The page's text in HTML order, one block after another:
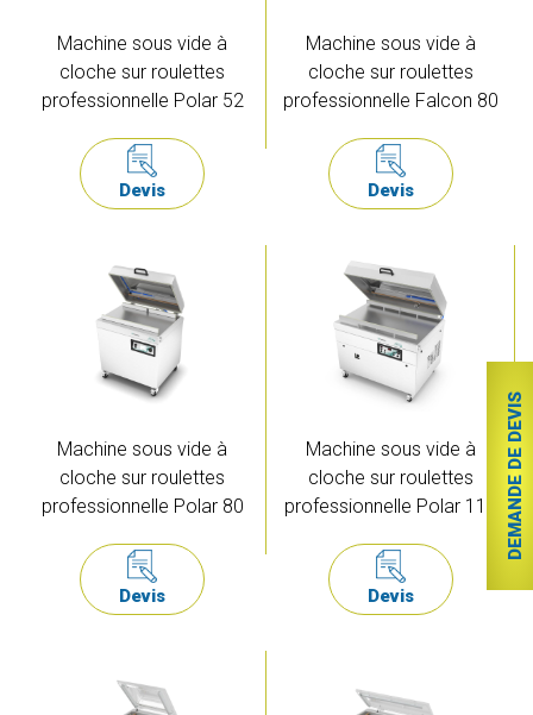
DEMANDE DE DEVIS
Machine sous vide à
cloche sur roulettes
professionnelle Polar 52
Devis
Machine sous vide à
cloche sur roulettes
professionnelle Falcon 80
Devis
Machine sous vide à
cloche sur roulettes
professionnelle Polar 80
Devis
Machine sous vide à
cloche sur roulettes
professionnelle Polar 110
Devis